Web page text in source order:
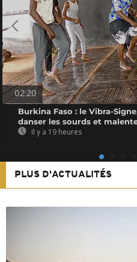
02:20
Burkina Faso : le Vibra-
danser les sourds et
Il y a 19 heures
PLUS D'ACTUALITÉS